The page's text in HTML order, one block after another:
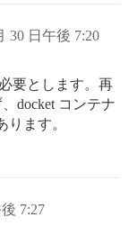
30 日午後 7:20
要とします。再
docket コンテナ
ます。
7:27